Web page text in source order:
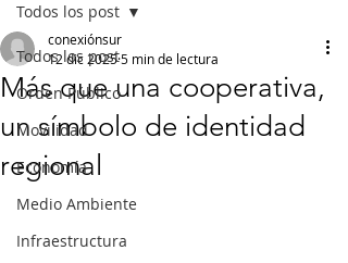
Todos los post
Orden Público
Movilidad
Economía
Medio Ambiente
Infraestructura
Todos los post
Más que una cooperativa,
un símbolo de identidad
regional
conexiónsur
12 dic 20255 min de lectura